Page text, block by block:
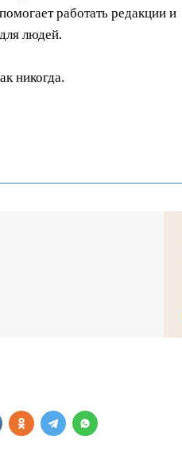
работать редакции и
людей.
никогда.